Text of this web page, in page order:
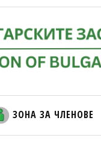
ЗОНА ЗА ЧЛЕНОВЕ